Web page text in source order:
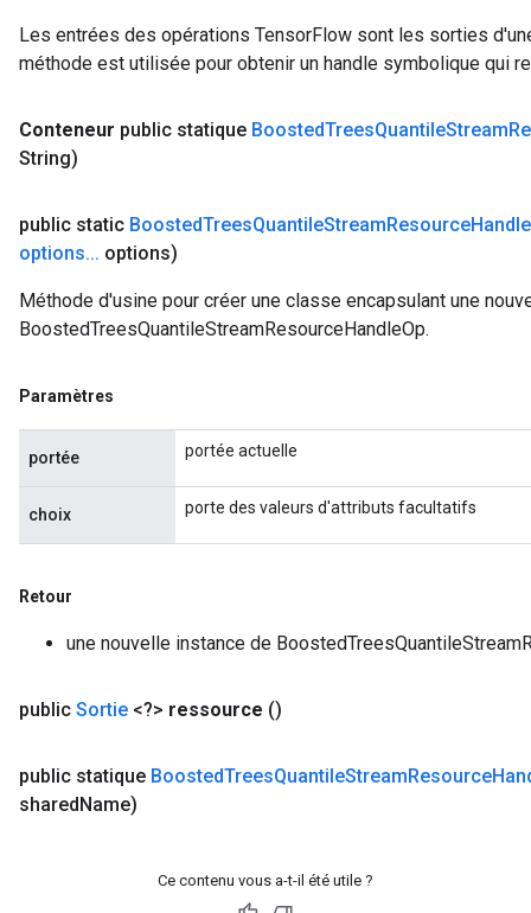
Les entrées des opérations TensorFlow sont les sorties
méthode est utilisée pour obtenir un handle symbolique qui
Conteneur public statique BoostedTreesQuantileStream
String)
public static BoostedTreesQuantileStreamResourceHandle
options... options)
Méthode d'usine pour créer une classe encapsulant une
BoostedTreesQuantileStreamResourceHandleOp.
Paramètres
portée portée actuelle
choix porte des valeurs d'attributs facultatifs
Retour
une nouvelle instance de
public Sortie <?> ressource ()
public statique BoostedTreesQuantileStreamResource
sharedName)
Ce contenu vous a-t-il été utile ?